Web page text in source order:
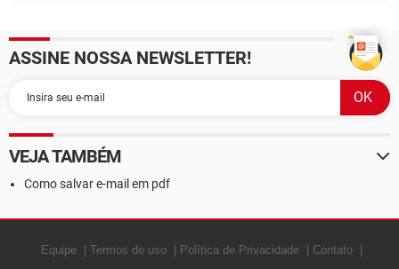
ASSINE NOSSA NEWSLETTER!
VEJA TAMBÉM
Como salvar e-mail em pdf
Equipe Termos de uso Política de Privacidade
Contato